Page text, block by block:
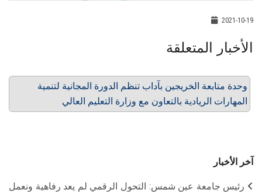
2021-10-19
الأخبار المتعلقة
وحدة متابعة الخريجين بآداب تنظم الدورة المجانية لتنمية
المهارات الريادية بالتعاون مع وزارة التعليم العالي
آخر الأخبار
رئيس جامعة عين شمس: التحول الرقمي لم يعد رفاهية ونعمل